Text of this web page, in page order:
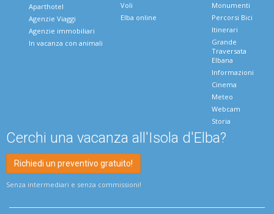
Aparthotel
Agenzie Viaggi
Agenzie immobiliari
In vacanza con animali
Voli
Elba online
Monumenti
Percorsi Bici
Itinerari
Grande
Traversata
Elbana
Informazioni
Cinema
Meteo
Webcam
Storia
Cerchi una vacanza all'Isola d'Elba?
Richiedi un preventivo gratuito!
Senza intermediari e senza commissioni!